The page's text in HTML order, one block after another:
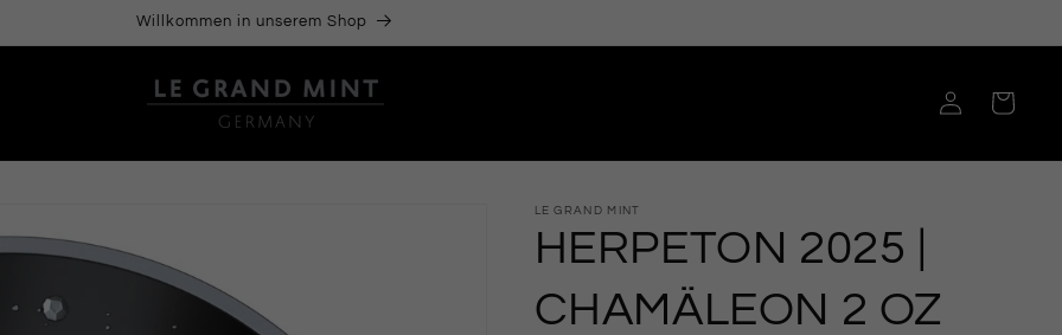
Willkommen in unserem Shop
EinloggenWarenkorb
LE GRAND MINT
HERPETON 2025 |
CHAMÄLEON 2 OZ